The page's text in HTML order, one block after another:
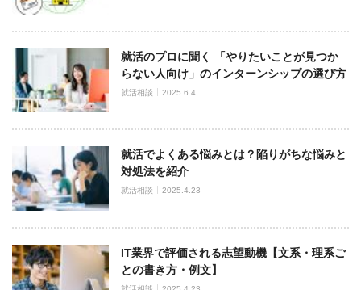
就活のプロに聞く 「やりたいことが見つか
らない人向け」のインターンシップの選び方
就活相談 2025.6.4
就活でよくある悩みとは？陥りがちな悩みと
対処法を紹介
就活相談 2025.4.23
IT業界で評価される志望動機【文系・理系ご
との書き方・例文】